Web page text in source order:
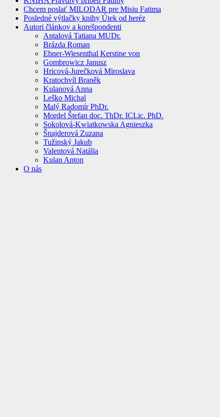
Chcem poslať MILODAR pre Misiu Fatima
Posledné výtlačky knihy Útek od heréz
Autori článkov a korešpondenti
Antalová Tatiana MUDr.
Brázda Roman
Ebner-Wiesenthal Kerstine von
Gombrowicz Janusz
Hricová-Jurečková Miroslava
Kratochvíl Braněk
Kulanová Anna
Leško Michal
Malý Radomír PhDr.
Mordel Štefan doc. ThDr. ICLic. PhD.
Sokolová-Kwiatkowska Agnieszka
Šnajderová Zuzana
Tužinský Jakub
Valentová Natália
Kulan Anton
O nás